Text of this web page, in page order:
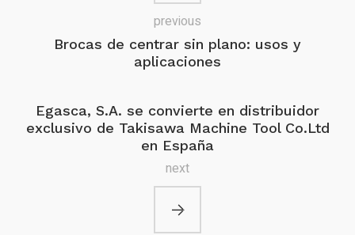
Brocas de centrar sin plano: usos y
aplicaciones
previous
Egasca, S.A. se convierte en distribuidor
exclusivo de Takisawa Machine Tool Co.Ltd
en España
next